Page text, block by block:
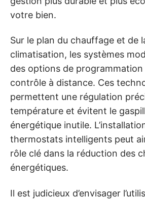
votre bien.
Sur le plan du chauffage et de
climatisation, les systèmes
des options de
contrôle à distance. Ces
permettent une régulation
température et évitent le
énergétique inutile.
thermostats intelligents peut
rôle clé dans la réduction des
énergétiques.
Il est judicieux d’envisager